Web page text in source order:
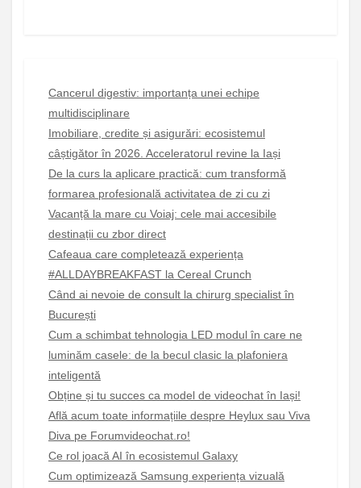
Cancerul digestiv: importanța unei echipe
multidisciplinare
Imobiliare, credite și asigurări: ecosistemul
câștigător în 2026. Acceleratorul revine la Iași
De la curs la aplicare practică: cum transformă
formarea profesională activitatea de zi cu zi
Vacanță la mare cu Voiaj: cele mai accesibile
destinații cu zbor direct
Cafeaua care completează experiența
#ALLDAYBREAKFAST la Cereal Crunch
Când ai nevoie de consult la chirurg specialist în
București
Cum a schimbat tehnologia LED modul în care ne
luminăm casele: de la becul clasic la plafoniera
inteligentă
Obține și tu succes ca model de videochat în Iași!
Află acum toate informațiile despre Heylux sau Viva
Diva pe Forumvideochat.ro!
Ce rol joacă AI în ecosistemul Galaxy
Cum optimizează Samsung experiența vizuală